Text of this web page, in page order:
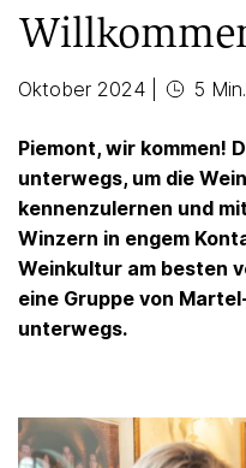
Oktober 2024 5 Min.
Piemont, wir kommen!
unterwegs, um die
kennenzulernen und
Winzern in engem
Weinkultur am besten
eine Gruppe von
unterwegs.